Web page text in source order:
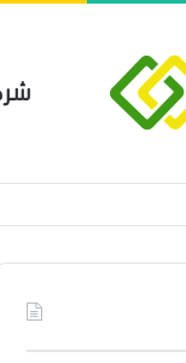
العام من شركة